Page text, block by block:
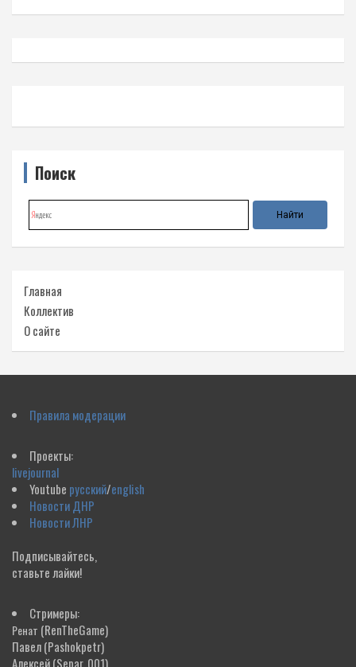
Поиск
Главная
Коллектив
О сайте
Правила модерации
Проекты:
livejournal
Youtube русский/english
Новости ДНР
Новости ЛНР
Подписывайтесь,
ставьте лайки!
Стримеры:
Ренат (RenTheGame)
Павел(Pashokpetr)
Алексей(Separ_001)